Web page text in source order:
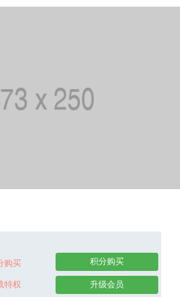
购买
特权
积分购买
升级会员